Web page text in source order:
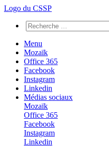
Logo du CSSP
Menu
Mozaïk
Office 365
Facebook
Instagram
Linkedin
Médias sociaux
Mozaïk
Office 365
Facebook
Instagram
Linkedin